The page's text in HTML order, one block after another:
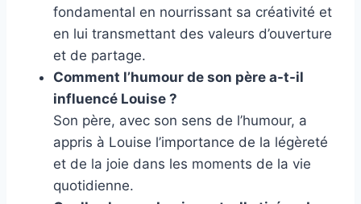
fondamental en nourrissant sa créativité et
en lui transmettant des valeurs d’ouverture
et de partage.
Comment l’humour de son père a-t-il
influencé Louise ?
Son père, avec son sens de l’humour, a
appris à Louise l’importance de la légèreté
et de la joie dans les moments de la vie
quotidienne.